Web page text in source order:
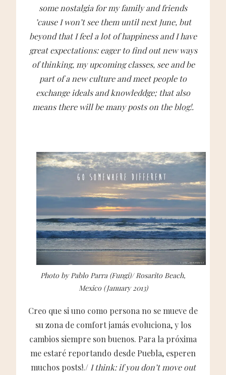
some nostalgia for my family and friends
’cause I won’t see them until next June, but
beyond that I feel a lot of happiness and I have
great expectations: eager to find out new ways
of thinking, my upcoming classes, see and be
part of a new culture and meet people to
exchange ideals and knowleddge; that also
means there will be many posts on the blog!.
Photo by Pablo Parra (Fungi)/ Rosarito Beach,
Mexico (January 2013)
Creo que si uno como persona no se mueve de
su zona de comfort jamás evoluciona, y los
cambios siempre son buenos. Para la próxima
me estaré reportando desde Puebla, esperen
muchos posts!./ I think: if you don’t move out